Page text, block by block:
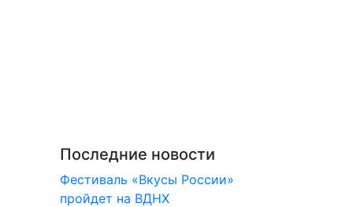
Последние новости
Фестиваль «Вкусы России»
пройдет на ВДНХ